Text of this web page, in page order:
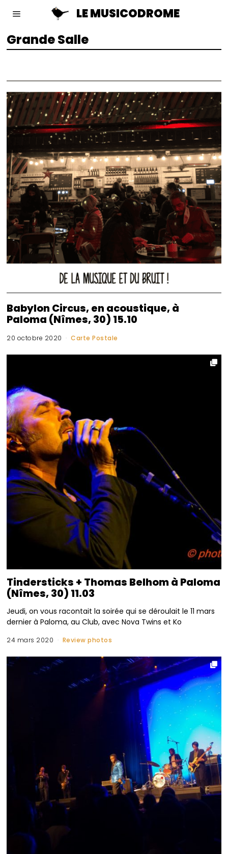
LE MUSICODROME
Grande Salle
Babylon Circus, en acoustique, à
Paloma (Nîmes, 30) 15.10
20 octobre 2020 Carte Postale
Tindersticks + Thomas Belhom à Paloma
(Nîmes, 30) 11.03
Jeudi, on vous racontait la soirée qui se déroulait le 11 mars
dernier à Paloma, au Club, avec Nova Twins et Ko
24 mars 2020 Review photos